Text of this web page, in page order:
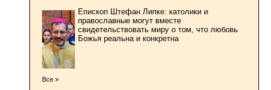
Епископ Штефан Липке: католики и
православные могут вместе
свидетельствовать миру о том, что любовь
Божья реальна и конкретна
Все »